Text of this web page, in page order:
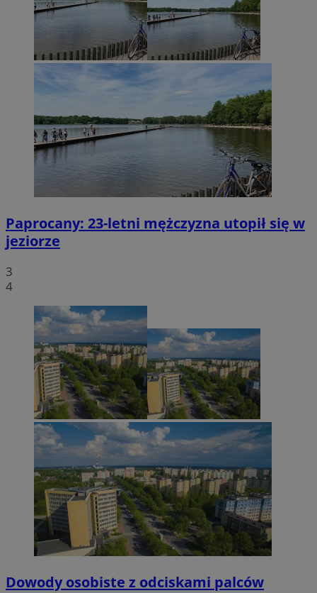
Paprocany: 23-letni mężczyzna utopił się w
jeziorze
3
4
Dowody osobiste z odciskami palców